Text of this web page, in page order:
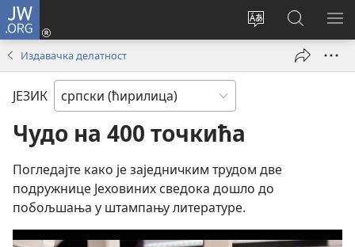
JW.ORG
Промени
Пријава
(отвара
Претрага
сајта
JW.ORG
Издавачка делатност
ЈЕЗИК
Чудо на 400 точкића
Погледајте како је заједничким трудом две
подружнице Јеховиних сведока дошло до
побољшања у штампању литературе.